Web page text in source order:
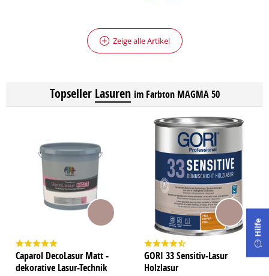
Zeige alle Artikel
Topseller Lasuren im Farbton MAGMA 50
Caparol DecoLasur Matt -
dekorative Lasur-Technik
GORI 33 Sensitiv-Lasur
Holzlasur
Hilfe